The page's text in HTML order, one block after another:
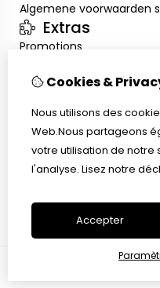
Algemene voorwaarden
Extras
Promotions
Inloggen
Service client
Retour de marchandise
Cookies &
Nous utilisons des
Web.Nous partageons
votre utilisation de
l'analyse. Lisez notre
Accepter